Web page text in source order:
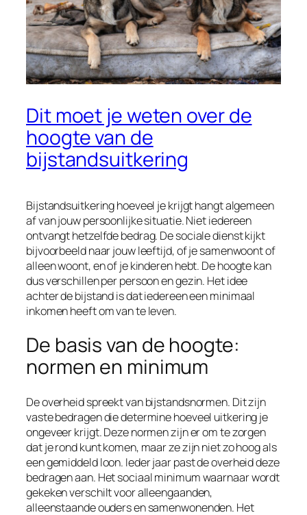
Dit moet je weten over de
hoogte van de
bijstandsuitkering
Bijstandsuitkering hoeveel je krijgt hangt algemeen
af van jouw persoonlijke situatie. Niet iedereen
ontvangt hetzelfde bedrag. De sociale dienst kijkt
bijvoorbeeld naar jouw leeftijd, of je samenwoont of
alleen woont, en of je kinderen hebt. De hoogte kan
dus verschillen per persoon en gezin. Het idee
achter de bijstand is dat iedereen een minimaal
inkomen heeft om van te leven.
De basis van de hoogte:
normen en minimum
De overheid spreekt van bijstandsnormen. Dit zijn
vaste bedragen die determine hoeveel uitkering je
ongeveer krijgt. Deze normen zijn er om te zorgen
dat je rond kunt komen, maar ze zijn niet zo hoog als
een gemiddeld loon. Ieder jaar past de overheid deze
bedragen aan. Het sociaal minimum waarnaar wordt
gekeken verschilt voor alleengaanden,
alleenstaande ouders en samenwonenden. Het